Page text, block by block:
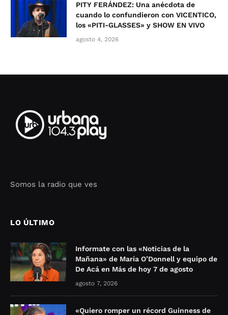
PITY FERÁNDEZ: Una anécdota de
cuando lo confundieron con VICENTICO,
los «PITI-GLASSES» y SHOW EN VIVO
agosto 4, 2026
Somos la radio que ves
LO ÚLTIMO
Informate con las «Noticias de la
Mañana» de María O’Donnell y equipo de
De Acá en Más de hoy 7 de agosto
agosto 7, 2026
«Quiero romper un récord Guinness de